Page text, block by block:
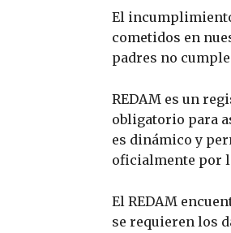
El
cometidos en
padres no
REDAM es un
obligatorio para
es dinámico y
oficialmente por
El REDAM
se requieren los